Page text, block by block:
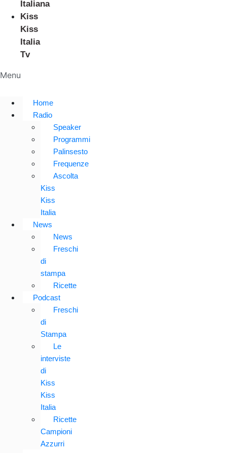
Italiana
Kiss
Kiss
Italia
Tv
Menu
Home
Radio
Speaker
Programmi
Palinsesto
Frequenze
Ascolta
Kiss
Kiss
Italia
News
News
Freschi
di
stampa
Ricette
Podcast
Freschi
di
Stampa
Le
interviste
di
Kiss
Kiss
Italia
Ricette
Campioni
Azzurri